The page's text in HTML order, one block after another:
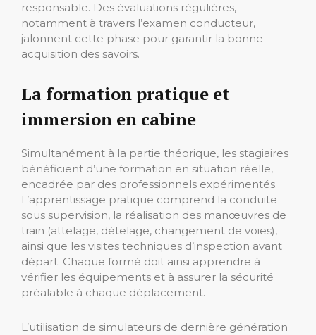
responsable. Des évaluations régulières,
notamment à travers l’examen conducteur,
jalonnent cette phase pour garantir la bonne
acquisition des savoirs.
La formation pratique et
immersion en cabine
Simultanément à la partie théorique, les stagiaires
bénéficient d’une formation en situation réelle,
encadrée par des professionnels expérimentés.
L’apprentissage pratique comprend la conduite
sous supervision, la réalisation des manœuvres de
train (attelage, dételage, changement de voies),
ainsi que les visites techniques d’inspection avant
départ. Chaque formé doit ainsi apprendre à
vérifier les équipements et à assurer la sécurité
préalable à chaque déplacement.
L’utilisation de simulateurs de dernière génération